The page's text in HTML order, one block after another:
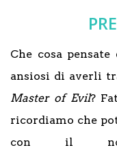
Che cosa
ansiosi di averli
Master of Evil?
ricordiamo che
con il